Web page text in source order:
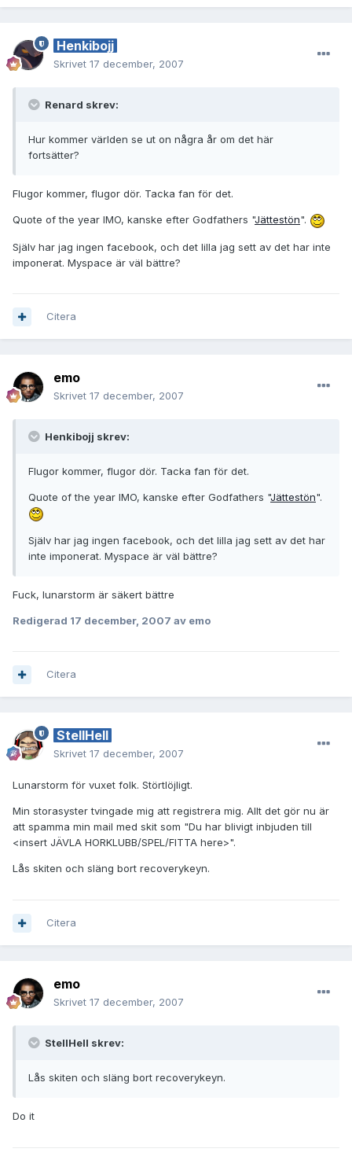
Henkibojj
Skrivet 17 december, 2007
Renard skrev:
Hur kommer världen se ut on några år om det här
fortsätter?
Flugor kommer, flugor dör. Tacka fan för det.
Quote of the year IMO, kanske efter Godfathers "Jättestön".
Själv har jag ingen facebook, och det lilla jag sett av det har inte
imponerat. Myspace är väl bättre?
Citera
emo
Skrivet 17 december, 2007
Henkibojj skrev:
Flugor kommer, flugor dör. Tacka fan för det.
Quote of the year IMO, kanske efter Godfathers "Jättestön".
Själv har jag ingen facebook, och det lilla jag sett av det har
inte imponerat. Myspace är väl bättre?
Fuck, lunarstorm är säkert bättre
Redigerad 17 december, 2007 av emo
Citera
StellHell
Skrivet 17 december, 2007
Lunarstorm för vuxet folk. Störtlöjligt.
Min storasyster tvingade mig att registrera mig. Allt det gör nu är
att spamma min mail med skit som "Du har blivigt inbjuden till
<insert JÄVLA HORKLUBB/SPEL/FITTA here>".
Lås skiten och släng bort recoverykeyn.
Citera
emo
Skrivet 17 december, 2007
StellHell skrev:
Lås skiten och släng bort recoverykeyn.
Do it